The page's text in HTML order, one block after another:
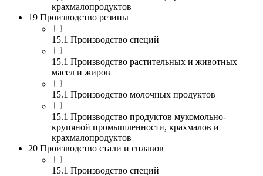
крахмалопродуктов
19 Производство резины
15.1 Производство специй
15.1 Производство растительных и животных
масел и жиров
15.1 Производство молочных продуктов
15.1 Производство продуктов мукомольно-
крупяной промышленности, крахмалов и
крахмалопродуктов
20 Производство стали и сплавов
15.1 Производство специй